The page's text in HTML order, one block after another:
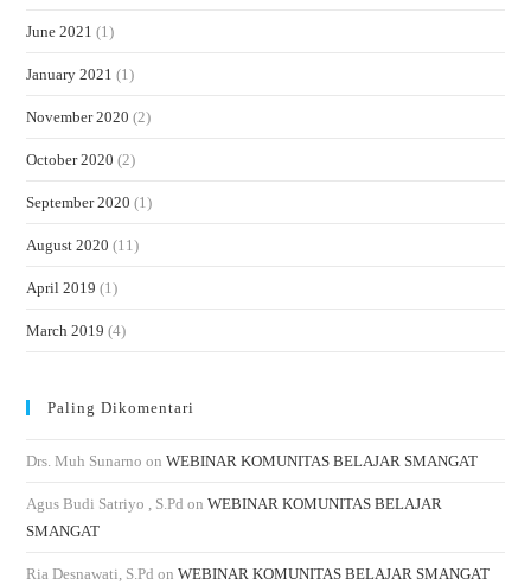
June 2021 (1)
January 2021 (1)
November 2020 (2)
October 2020 (2)
September 2020 (1)
August 2020 (11)
April 2019 (1)
March 2019 (4)
Paling Dikomentari
Drs. Muh Sunarno onWEBINAR KOMUNITAS BELAJAR SMANGAT
Agus Budi Satriyo , S.Pd onWEBINAR KOMUNITAS BELAJAR
SMANGAT
Ria Desnawati, S.Pd onWEBINAR KOMUNITAS BELAJAR SMANGAT